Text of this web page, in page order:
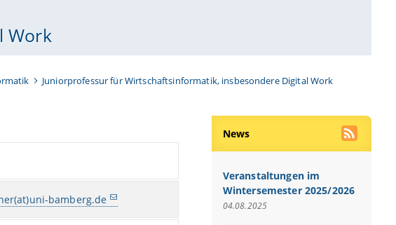
Work
Juniorprofessur für Wirtschaftsinformatik, insbesondere Digital Work
bamberg.de
News
Veranstaltungen im
Wintersemester 2025/2026
04.08.2025